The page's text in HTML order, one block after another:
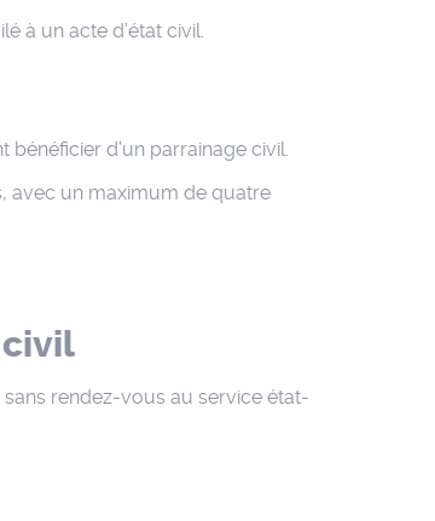
à un acte d’état civil.
d’un parrainage civil.
avec un maximum de quatre
civil
rendez-vous au service état-